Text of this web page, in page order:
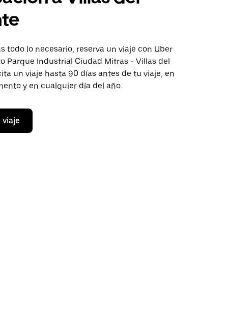
todo lo necesario, reserva un viaje con Uber
Parque Industrial Ciudad Mitras - Villas del
un viaje hasta 90 días antes de tu viaje, en
y en cualquier día del año.
viaje